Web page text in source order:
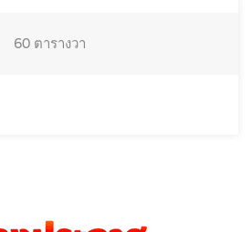
60 ตารางวา